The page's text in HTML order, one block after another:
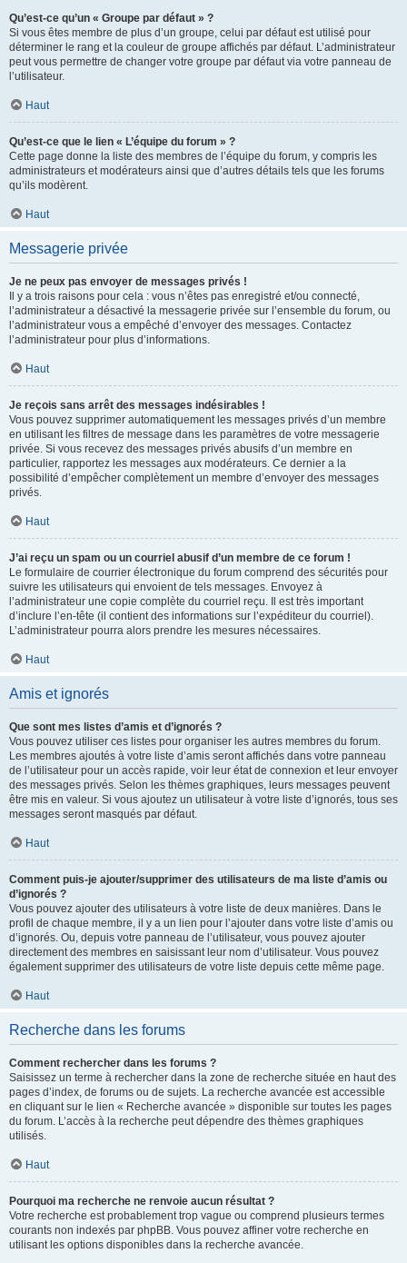
Qu’est-ce qu’un « Groupe par défaut » ?
Si vous êtes membre de plus d’un groupe, celui par défaut est utilisé pour
déterminer le rang et la couleur de groupe affichés par défaut. L’administrateur
peut vous permettre de changer votre groupe par défaut via votre panneau de
l’utilisateur.
Haut
Qu’est-ce que le lien « L’équipe du forum » ?
Cette page donne la liste des membres de l’équipe du forum, y compris les
administrateurs et modérateurs ainsi que d’autres détails tels que les forums
qu’ils modèrent.
Haut
Messagerie privée
Je ne peux pas envoyer de messages privés !
Il y a trois raisons pour cela : vous n’êtes pas enregistré et/ou connecté,
l’administrateur a désactivé la messagerie privée sur l’ensemble du forum, ou
l’administrateur vous a empêché d’envoyer des messages. Contactez
l’administrateur pour plus d’informations.
Haut
Je reçois sans arrêt des messages indésirables !
Vous pouvez supprimer automatiquement les messages privés d’un membre
en utilisant les filtres de message dans les paramètres de votre messagerie
privée. Si vous recevez des messages privés abusifs d’un membre en
particulier, rapportez les messages aux modérateurs. Ce dernier a la
possibilité d’empêcher complètement un membre d’envoyer des messages
privés.
Haut
J’ai reçu un spam ou un courriel abusif d’un membre de ce forum !
Le formulaire de courrier électronique du forum comprend des sécurités pour
suivre les utilisateurs qui envoient de tels messages. Envoyez à
l’administrateur une copie complète du courriel reçu. Il est très important
d’inclure l’en-tête (il contient des informations sur l’expéditeur du courriel).
L’administrateur pourra alors prendre les mesures nécessaires.
Haut
Amis et ignorés
Que sont mes listes d’amis et d’ignorés ?
Vous pouvez utiliser ces listes pour organiser les autres membres du forum.
Les membres ajoutés à votre liste d’amis seront affichés dans votre panneau
de l’utilisateur pour un accès rapide, voir leur état de connexion et leur envoyer
des messages privés. Selon les thèmes graphiques, leurs messages peuvent
être mis en valeur. Si vous ajoutez un utilisateur à votre liste d’ignorés, tous ses
messages seront masqués par défaut.
Haut
Comment puis-je ajouter/supprimer des utilisateurs de ma liste d’amis ou
d’ignorés ?
Vous pouvez ajouter des utilisateurs à votre liste de deux manières. Dans le
profil de chaque membre, il y a un lien pour l’ajouter dans votre liste d’amis ou
d’ignorés. Ou, depuis votre panneau de l’utilisateur, vous pouvez ajouter
directement des membres en saisissant leur nom d’utilisateur. Vous pouvez
également supprimer des utilisateurs de votre liste depuis cette même page.
Haut
Recherche dans les forums
Comment rechercher dans les forums ?
Saisissez un terme à rechercher dans la zone de recherche située en haut des
pages d’index, de forums ou de sujets. La recherche avancée est accessible
en cliquant sur le lien « Recherche avancée » disponible sur toutes les pages
du forum. L’accès à la recherche peut dépendre des thèmes graphiques
utilisés.
Haut
Pourquoi ma recherche ne renvoie aucun résultat ?
Votre recherche est probablement trop vague ou comprend plusieurs termes
courants non indexés par phpBB. Vous pouvez affiner votre recherche en
utilisant les options disponibles dans la recherche avancée.